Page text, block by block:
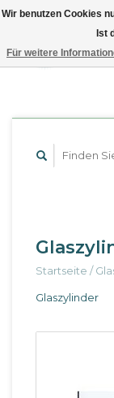
Startseite /
Glaszylinder
Wir benutzen Cookies
Ist
Für weitere